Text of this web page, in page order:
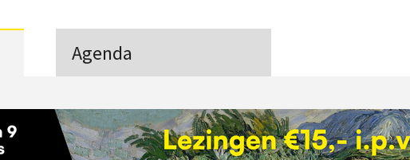
Agenda